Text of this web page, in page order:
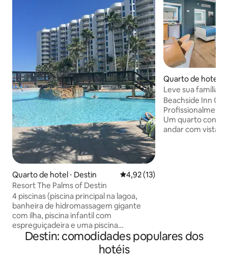
Quarto de hotel ⋅ Destin 4,92 de uma avaliação média
4,92 (13)
Resort The Palms of Destin
4 piscinas (piscina principal na lagoa,
banheira de hidromassagem gigante
com ilha, piscina infantil com
espreguiçadeira e uma piscina
aquecida). Música ao vivo no
bar/restaurante à beira da piscina com
muitos jogos para desfrutar, academia
Quarto de hotel ⋅
Leve sua família e
estimação para a
Beachside Inn
Um quarto
andar com vista
café, um
Destin: comodidades populares dos
hotéis